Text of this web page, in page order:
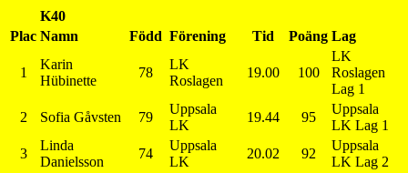
K40
Plac Namn Född Förening Tid Poäng Lag
1
Karin
Hübinette
78
LK
Roslagen
19.00 100
LK
Roslagen
Lag 1
2
Sofia Gåvsten 79
Uppsala
LK
19.44 95
Uppsala
LK Lag 1
3
Linda
Danielsson
74
Uppsala
LK
20.02 92
Uppsala
LK Lag 2